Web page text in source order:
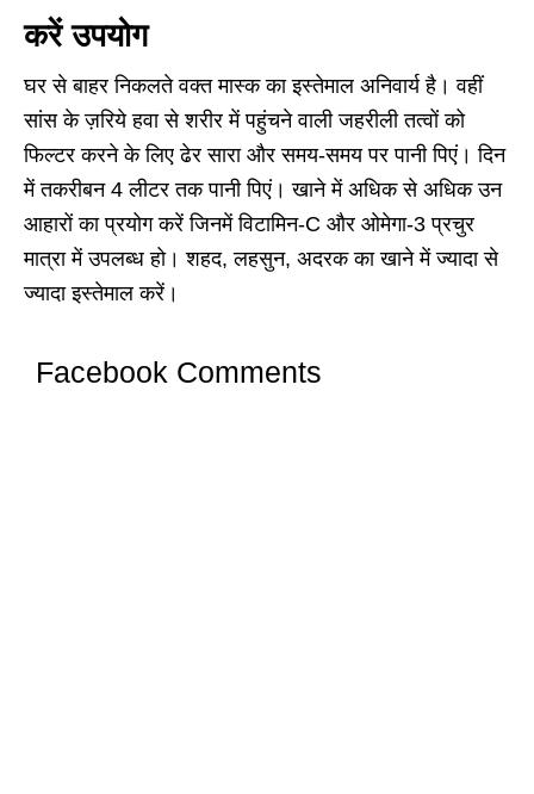
करें उपयोग
घर से बाहर निकलते वक्त मास्क का इस्तेमाल अनिवार्य है। वहीं
सांस के ज़रिये हवा से शरीर में पहुंचने वाली जहरीली तत्वों को
फिल्टर करने के लिए ढेर सारा और समय-समय पर पानी पिएं। दिन
में तकरीबन 4 लीटर तक पानी पिएं। खाने में अधिक से अधिक उन
आहारों का प्रयोग करें जिनमें विटामिन-C और ओमेगा-3 प्रचुर
मात्रा में उपलब्ध हो। शहद, लहसुन, अदरक का खाने में ज्यादा से
ज्यादा इस्तेमाल करें।
Facebook Comments